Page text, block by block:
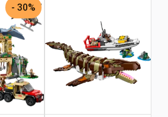
התחבר לצפייה בגרף30% -